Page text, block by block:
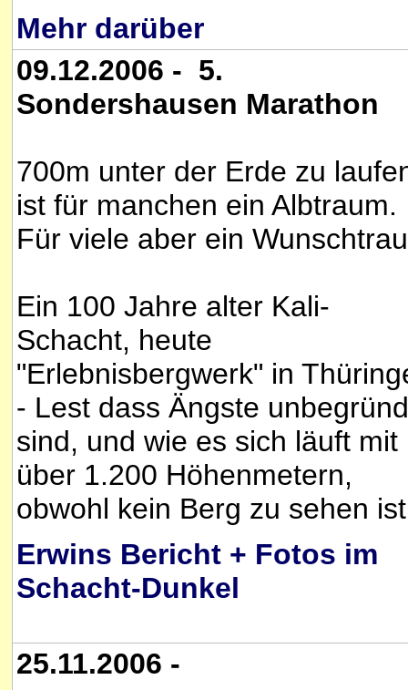
Mehr darüber
09.12.2006 - 5.
Sondershausen Marathon
700m unter der Erde zu
ist für manchen ein Albtraum.
Für viele aber ein
Ein 100 Jahre alter Kali-
Schacht, heute
"Erlebnisbergwerk" in
- Lest dass Ängste
sind, und wie es sich läuft mit
über 1.200 Höhenmetern,
obwohl kein Berg zu sehen
Erwins Bericht + Fotos im
Schacht-Dunkel
25.11.2006 -